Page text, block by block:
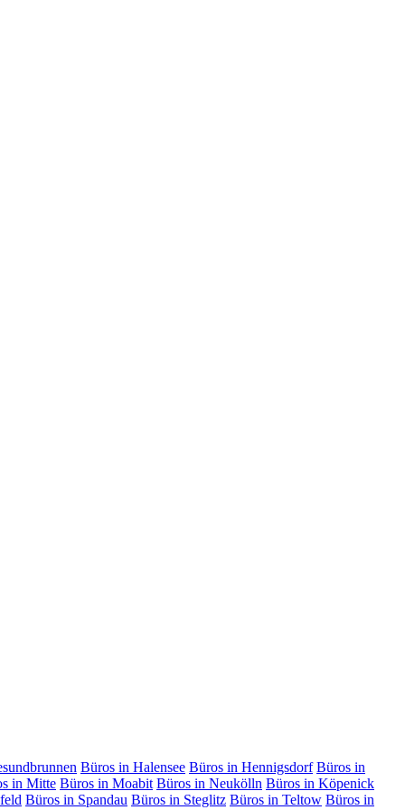
Büros in Halensee Büros in Hennigsdorf Büros in
in Mitte Büros in Moabit Büros in Neukölln Büros in Köpenick
Büros in Spandau Büros in Steglitz Büros in Teltow Büros in